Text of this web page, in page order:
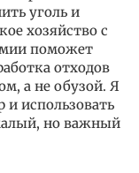
уголь и
хозяйство с
поможет
отходов
а не обузой. Я
и использовать
но важный